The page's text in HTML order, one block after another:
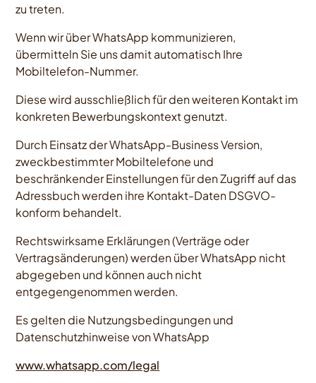
zu treten.
Wenn wir über WhatsApp kommunizieren,
übermitteln Sie uns damit automatisch Ihre
Mobiltelefon-Nummer.
Diese wird ausschließlich für den weiteren Kontakt im
konkreten Bewerbungskontext genutzt.
Durch Einsatz der WhatsApp-Business Version,
zweckbestimmter Mobiltelefone und
beschränkender Einstellungen für den Zugriff auf das
Adressbuch werden ihre Kontakt-Daten DSGVO-
konform behandelt.
Rechtswirksame Erklärungen (Verträge oder
Vertragsänderungen) werden über WhatsApp nicht
abgegeben und können auch nicht
entgegengenommen werden.
Es gelten die Nutzungsbedingungen und
Datenschutzhinweise von WhatsApp
www.whatsapp.com/legal